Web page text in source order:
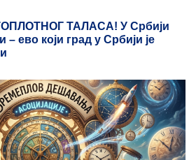
ТАЛАСА! У Србији
– ево који град у Србији је